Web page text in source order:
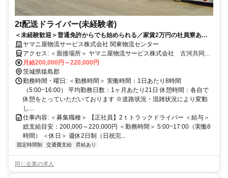
2t配送ドライバー(未経験者)
＜未経験歓迎＞普通免許からでも始められる／家賃2万円の社員寮あり
／週休2日制／賞与最大年3回／長距離運転なし
ヤマニ屋物流サービス株式会社 関東物流センター
アクセス: ＜面接場所＞ ヤマニ屋物流サービス株式会社 古河共同配
送センター 茨城県古河市柳橋432-1 ・国道新4号線 柳橋北交差点付
近 ・駐車場あり
月給200,000円～220,000円
茨城県猿島郡
勤務時間・曜日: ＜勤務時間＞ 実働時間：1日あたり8時間
（5:00~16:00） 平均勤務日数：1ヶ月あたり21日 休憩時間：各自で
休憩をとっていただいております ※道路状況・混雑状況により変動
し...
仕事内容: ＜募集職種＞ 【正社員】2ｔトラックドライバー ＜給与＞
総支給目安：200,000～220,000円 ＜勤務時間＞ 5:00~17:00（実働8
時間） ＜休日＞ 週休2日制（日祝完...
固定時間制 交通費支給 昇給あり
同じ企業の求人